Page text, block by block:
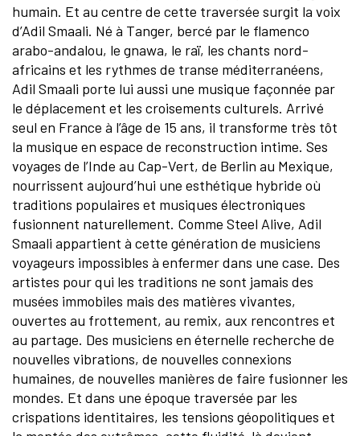
humain. Et au centre de cette traversée surgit la voix
d’Adil Smaali. Né à Tanger, bercé par le flamenco
arabo-andalou, le gnawa, le raï, les chants nord-
africains et les rythmes de transe méditerranéens,
Adil Smaali porte lui aussi une musique façonnée par
le déplacement et les croisements culturels. Arrivé
seul en France à l’âge de 15 ans, il transforme très tôt
la musique en espace de reconstruction intime. Ses
voyages de l’Inde au Cap-Vert, de Berlin au Mexique,
nourrissent aujourd’hui une esthétique hybride où
traditions populaires et musiques électroniques
fusionnent naturellement. Comme Steel Alive, Adil
Smaali appartient à cette génération de musiciens
voyageurs impossibles à enfermer dans une case. Des
artistes pour qui les traditions ne sont jamais des
musées immobiles mais des matières vivantes,
ouvertes au frottement, au remix, aux rencontres et
au partage. Des musiciens en éternelle recherche de
nouvelles vibrations, de nouvelles connexions
humaines, de nouvelles manières de faire fusionner les
mondes. Et dans une époque traversée par les
crispations identitaires, les tensions géopolitiques et